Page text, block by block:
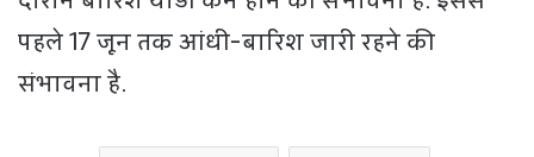
पहले 17 जून तक आंधी-बारिश जारी रहने की
संभावना है.